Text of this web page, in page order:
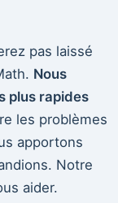
pas laissé
Nous
plus rapides
les problèmes
apportons
Notre
aider.